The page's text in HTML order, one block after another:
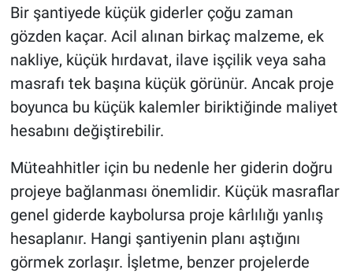
Bir şantiyede küçük giderler çoğu zaman
gözden kaçar. Acil alınan birkaç malzeme, ek
nakliye, küçük hırdavat, ilave işçilik veya saha
masrafı tek başına küçük görünür. Ancak proje
boyunca bu küçük kalemler biriktiğinde maliyet
hesabını değiştirebilir.
Müteahhitler için bu nedenle her giderin doğru
projeye bağlanması önemlidir. Küçük masraflar
genel giderde kaybolursa proje kârlılığı yanlış
hesaplanır. Hangi şantiyenin planı aştığını
görmek zorlaşır. İşletme, benzer projelerde